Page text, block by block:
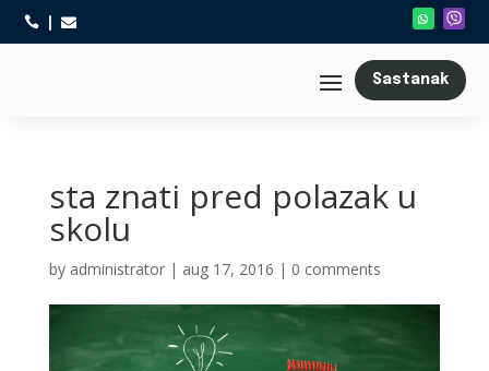
 
Sastanak
sta znati pred polazak u
skolu
by administrator| aug 17, 2016 | 0 comments